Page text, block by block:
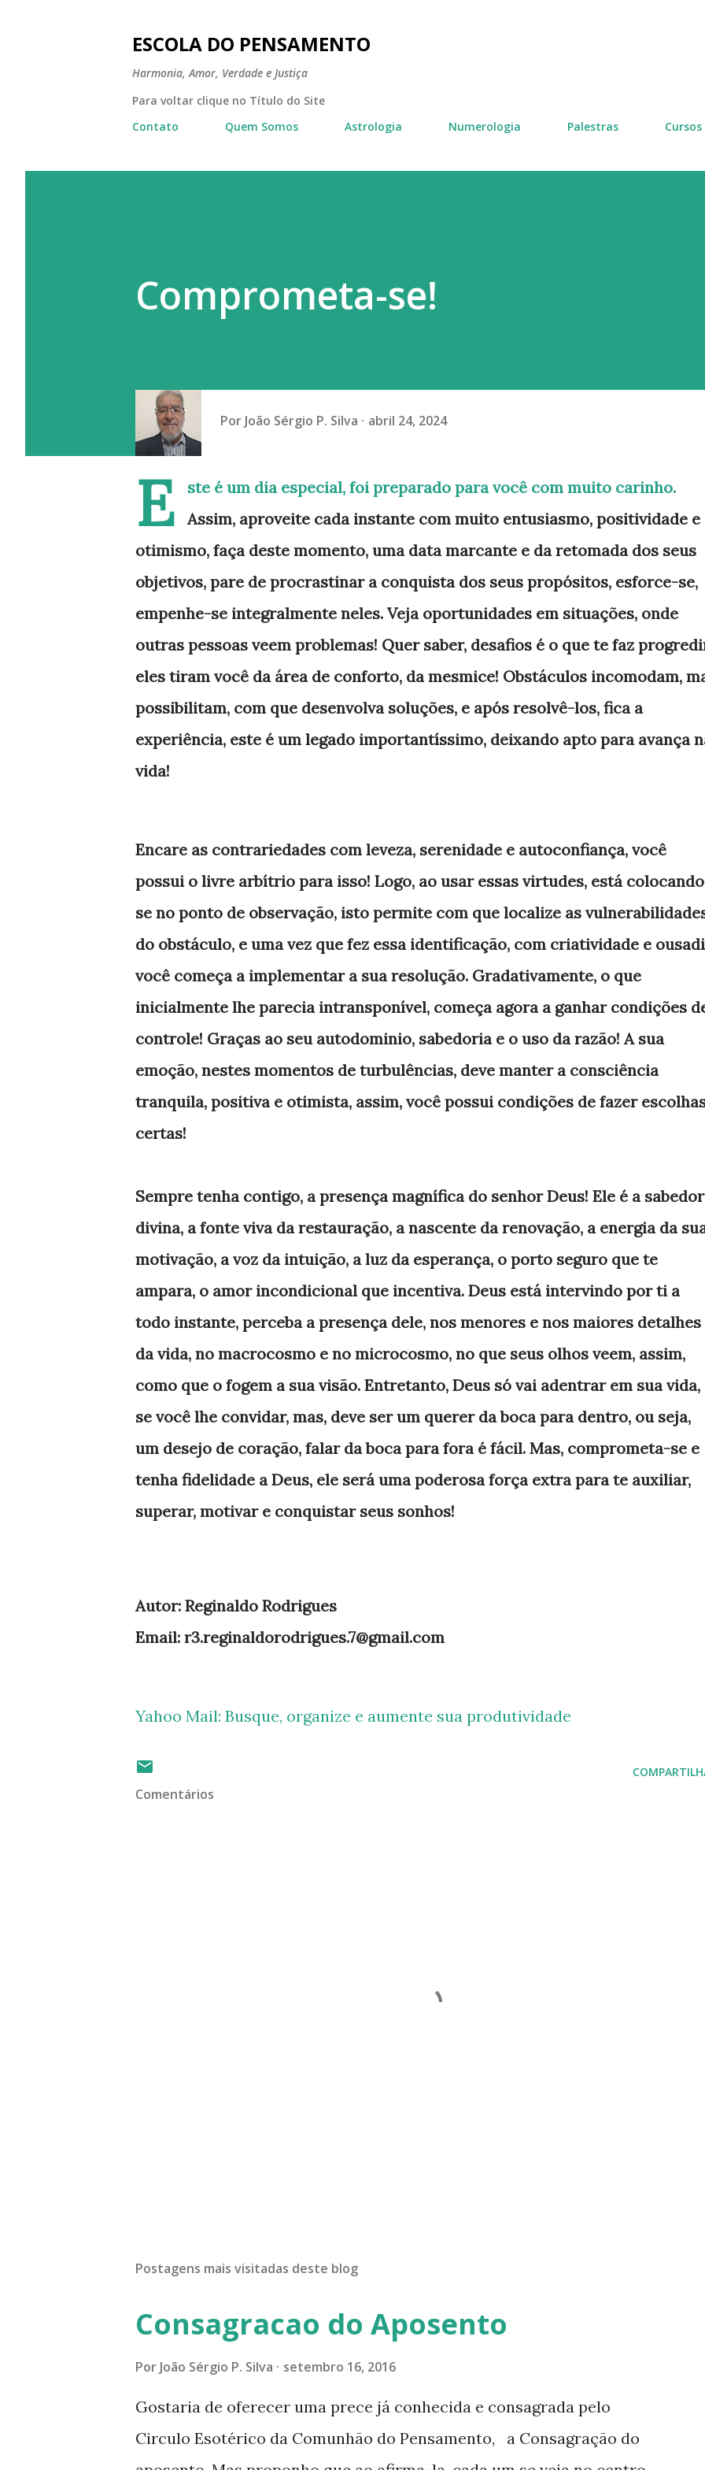
ESCOLA DO PENSAMENTO
Harmonia, Amor, Verdade e Justiça
Para voltar clique no Título do Site
Contato
Quem Somos Astrologia Numerologia Palestras Cursos
Comprometa-se!
Por João Sérgio P. Silva abril 24, 2024
E
ste é um dia especial, foi preparado para você com muito carinho.
Assim, aproveite cada instante com muito entusiasmo, positividade e
otimismo, faça deste momento, uma data marcante e da retomada dos seus
objetivos, pare de procrastinar a conquista dos seus propósitos, esforce-se,
empenhe-se integralmente neles. Veja oportunidades em situações, onde
outras pessoas veem problemas! Quer saber, desafios é o que te faz
eles tiram você da área de conforto, da mesmice! Obstáculos incomodam,
possibilitam, com que desenvolva soluções, e após resolvê-los, fica a
experiência, este é um legado importantíssimo, deixando apto para avança
vida!
Encare as contrariedades com leveza, serenidade e autoconfiança, você
possui o livre arbítrio para isso! Logo, ao usar essas virtudes, está
se no ponto de observação, isto permite com que localize as
do obstáculo, e uma vez que fez essa identificação, com criatividade e
você começa a implementar a sua resolução. Gradativamente, o que
inicialmente lhe parecia intransponível, começa agora a ganhar condições
controle! Graças ao seu autodominio, sabedoria e o uso da razão! A sua
emoção, nestes momentos de turbulências, deve manter a consciência
tranquila, positiva e otimista, assim, você possui condições de fazer
certas!
Sempre tenha contigo, a presença magnífica do senhor Deus! Ele é a
divina, a fonte viva da restauração, a nascente da renovação, a energia da
motivação, a voz da intuição, a luz da esperança, o porto seguro que te
ampara, o amor incondicional que incentiva. Deus está intervindo por ti a
todo instante, perceba a presença dele, nos menores e nos maiores detalhes
da vida, no macrocosmo e no microcosmo, no que seus olhos veem, assim,
como que o fogem a sua visão. Entretanto, Deus só vai adentrar em sua vida,
se você lhe convidar, mas, deve ser um querer da boca para dentro, ou seja,
um desejo de coração, falar da boca para fora é fácil. Mas, comprometa-se e
tenha fidelidade a Deus, ele será uma poderosa força extra para te auxiliar,
superar, motivar e conquistar seus sonhos!
Autor: Reginaldo Rodrigues
Email: r3.reginaldorodrigues.7@gmail.com
Yahoo Mail: Busque, organize e aumente sua produtividade
Comentários
Postagens mais visitadas deste blog
Consagracao do Aposento
Por João Sérgio P. Silva setembro 16, 2016
Gostaria de oferecer uma prece já conhecida e consagrada pelo
Circulo Esotérico da Comunhão do Pensamento, a Consagração do